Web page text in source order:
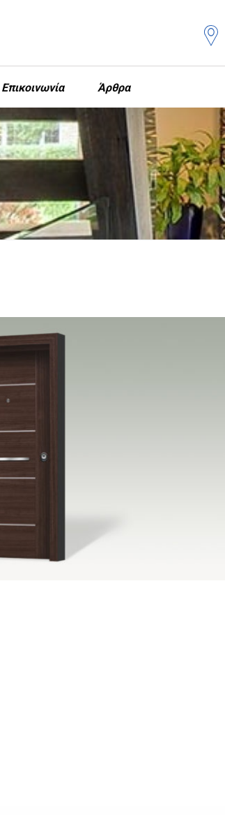
Επικοινωνία Άρθρα